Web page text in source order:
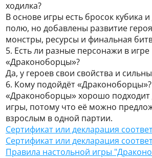
ходилка?
В основе игры есть бросок кубика
полю, но добавлены развитие
монстры, ресурсы и финальная
5. Есть ли разные персонажи в игре
«Драконоборцы»?
Да, у героев свои свойства и
6. Кому подойдёт «Драконоборцы»?
«Драконоборцы» хорошо подходит
игры, потому что её можно
взрослым в одной партии.
Сертификат или декларация
Сертификат или декларация
Правила настольной игры